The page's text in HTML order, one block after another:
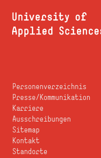
Personenverzeichnis
Presse/Kommunikation
Karriere
Ausschreibungen
Sitemap
Kontakt
Standorte